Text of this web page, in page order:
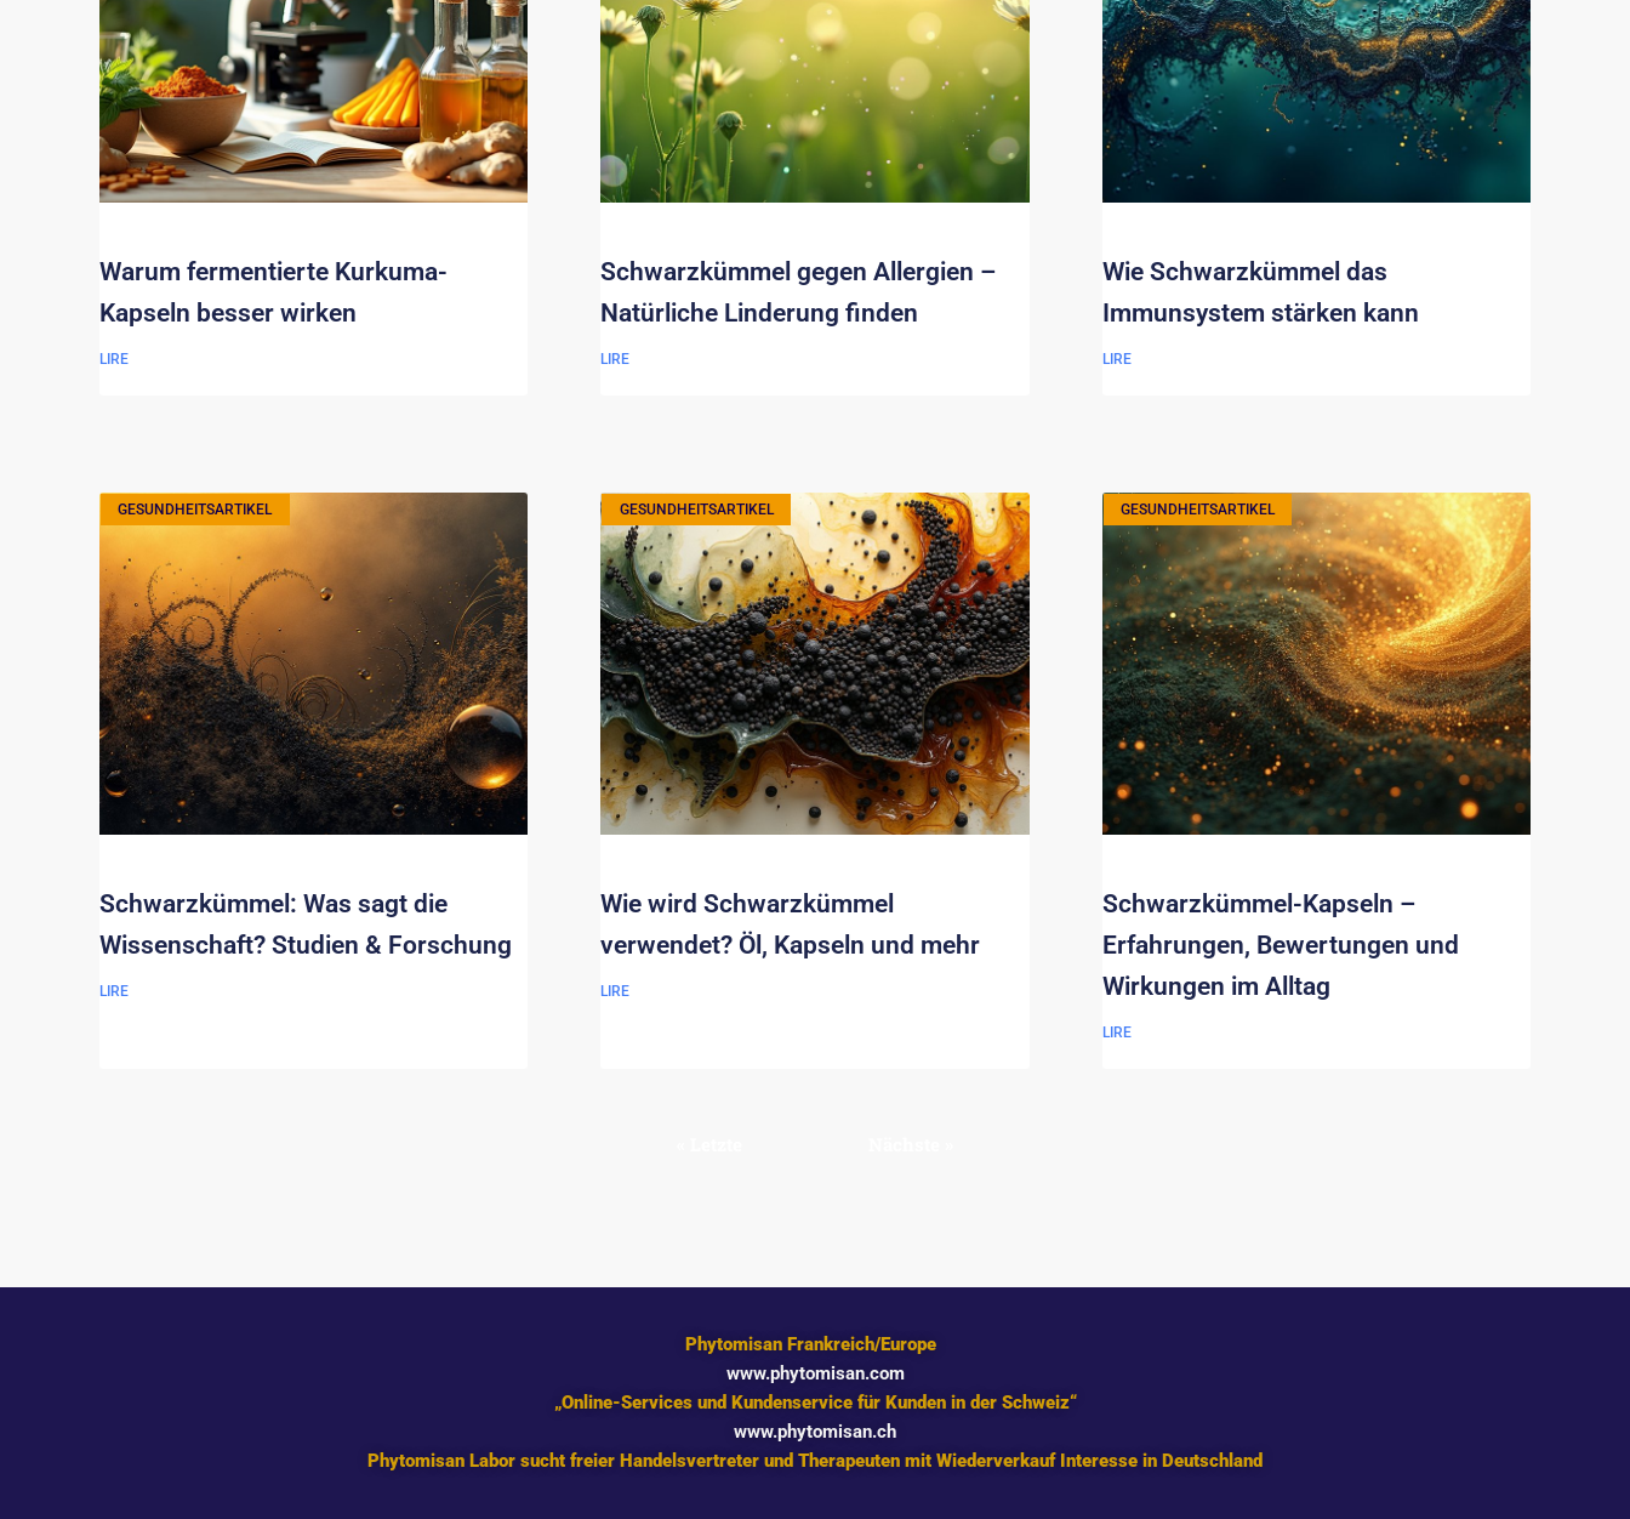
Warum fermentierte Kurkuma-
Kapseln besser wirken
LIRE
Schwarzkümmel gegen Allergien –
Natürliche Linderung finden
LIRE
Wie Schwarzkümmel das
Immunsystem stärken kann
LIRE
GESUNDHEITSARTIKEL
Schwarzkümmel: Was sagt die
Wissenschaft? Studien & Forschung
LIRE
GESUNDHEITSARTIKEL
Wie wird Schwarzkümmel
verwendet? Öl, Kapseln und mehr
LIRE
GESUNDHEITSARTIKEL
Schwarzkümmel-Kapseln –
Erfahrungen, Bewertungen und
Wirkungen im Alltag
LIRE
Phytomisan Frankreich/Europe
www.phytomisan.com
„Online-Services und Kundenservice für Kunden in der Schweiz“
www.phytomisan.ch
Phytomisan Labor sucht freier Handelsvertreter und Therapeuten mit Wiederverkauf Interesse in Deutschland